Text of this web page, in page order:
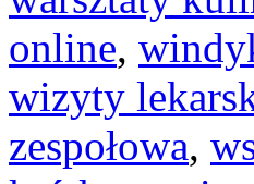
online,
wizyty
zespołowa,